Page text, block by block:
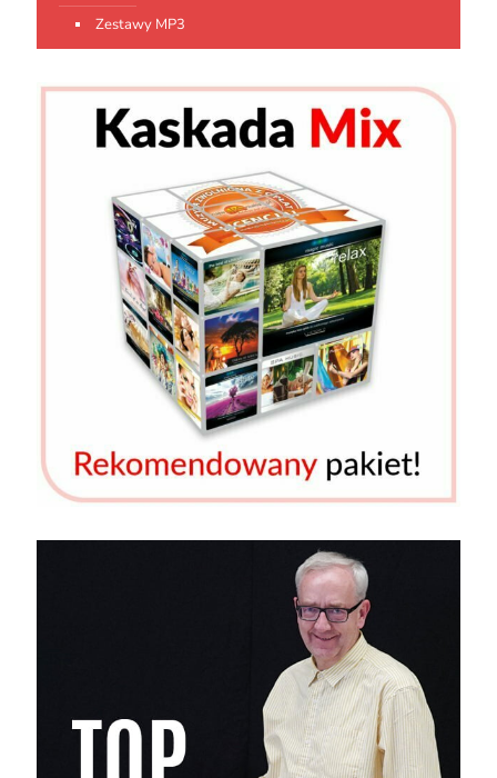
Zestawy MP3